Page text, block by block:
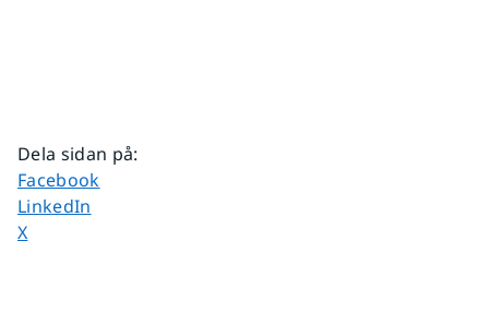
Dela sidan på:
Dela sidan på
Facebook
Dela sidan på
LinkedIn
Dela sidan på
X